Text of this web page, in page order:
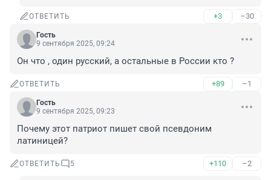
ОТВЕТИТЬ +3 –30
Гость
9 сентября 2025, 09:24
Он что , один русский, а остальные в России кто ?
ОТВЕТИТЬ +89 –1
Гость
9 сентября 2025, 09:23
Почему этот патриот пишет свой псевдоним
латиницей?
ОТВЕТИТЬ 5 +110 –2